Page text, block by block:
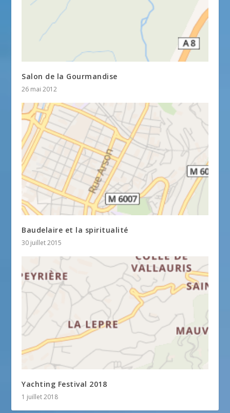
Salon de la Gourmandise
26 mai 2012
Baudelaire et la spiritualité
30 juillet 2015
Yachting Festival 2018
1 juillet 2018